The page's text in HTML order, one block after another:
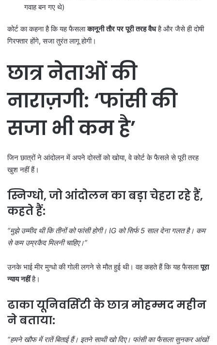
गवाह बन गए थे)
कोर्ट का कहना है कि यह फैसलाकानूनी तौर पर पूरी तरह वैधहै और जैसे ही दोषी
गिरफ्तार होंगे, सजा तुरंत लागू होगी।
छात्र नेताओं की
नाराज़गी: ‘फांसी की
सजा भी कम है’
जिन छात्रों ने आंदोलन में अपने दोस्तों को खोया, वे कोर्ट के फैसले से पूरी तरह
खुश नहीं हैं।
स्निग्धो, जो आंदोलन का बड़ा चेहरा रहे हैं,
कहते हैं:
“मुझे उम्मीद थी कि तीनों को फांसी होगी। IG को सिर्फ 5 साल देना गलत है। कम
से कम उम्रकैद मिलनी चाहिए।”
उनके भाई मीर मुग्धो की गोली लगने से मौत हुई थी। वह कहते हैं कि यह फैसलापूरा
न्याय नहींहै।
ढाका यूनिवर्सिटी के छात्रमोहम्मद महीन
ने बताया:
“हमने खौफ में रातें बिताई हैं। इतने साथी खो दिए। फांसी का फैसला सुनकर आंखों